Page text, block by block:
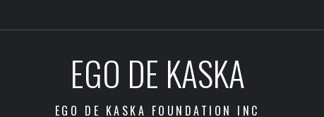
EGO DE KASKA
EGO DE KASKA FOUNDATION INC